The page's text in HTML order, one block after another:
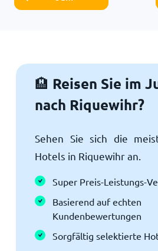
🏨 Reisen Sie im
nach Riquewihr?
Sehen Sie sich die
Hotels in Riquewihr an.
Super Preis-Leistungs-
Basierend auf echten
Kundenbewertungen
Sorgfältig selektierte